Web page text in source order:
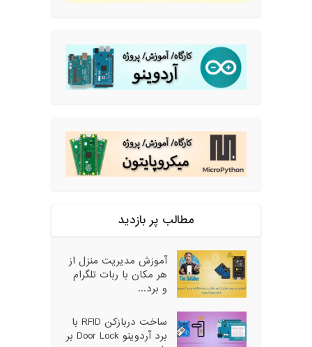
مطالب پر بازدید
آموزش مدیریت منزل از
هر مکان با ربات تلگرام
و برد...
ساخت دربازکن RFID با
برد آردوینو Door Lock بر